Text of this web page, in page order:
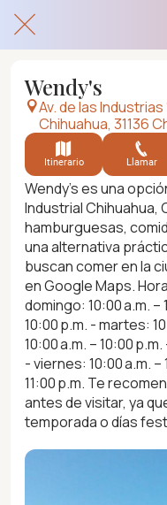
Wendy's
Av. de las
Chihuahua, 31136
Itinerario Llamar
Wendy's es una
Industrial Chihuahua,
hamburguesas,
una alternativa
buscan comer en la
en Google Maps.
domingo: 10:00 a.m. –
10:00 p.m. - martes:
10:00 a.m. – 10:00
- viernes: 10:00 a.m. –
11:00 p.m. Te
antes de visitar, ya
temporada o días